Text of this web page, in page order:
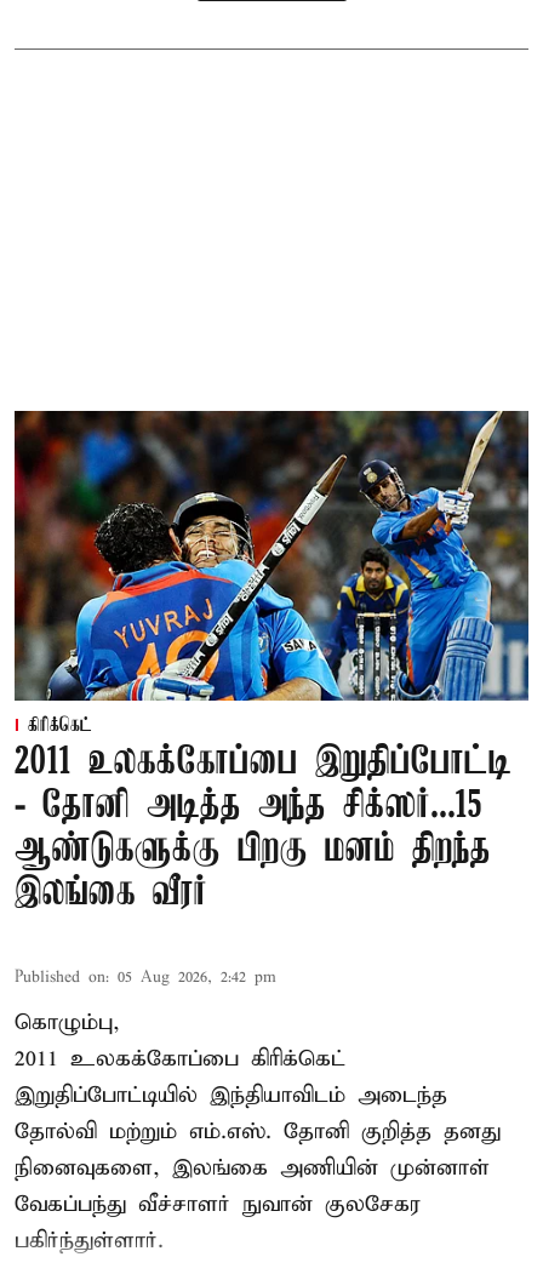
கிரிக்கெட்
2011 உலகக்கோப்பை இறுதிப்போட்டி
- தோனி அடித்த அந்த சிக்ஸர்...15
ஆண்டுகளுக்கு பிறகு மனம் திறந்த
இலங்கை வீரர்
Published on: 05 Aug 2026, 2:42 pm
கொழும்பு,
2011 உலகக்கோப்பை கிரிக்கெட்
இறுதிப்போட்டியில் இந்தியாவிடம் அடைந்த
தோல்வி மற்றும் எம்.எஸ். தோனி குறித்த தனது
நினைவுகளை, இலங்கை அணியின் முன்னாள்
வேகப்பந்து வீச்சாளர் நுவான் குலசேகர
பகிர்ந்துள்ளார்.